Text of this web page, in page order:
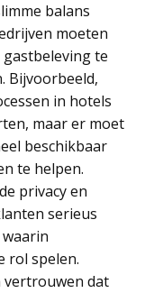
balans
moeten
te
Bijvoorbeeld,
in hotels
maar er moet
beschikbaar
te helpen.
privacy en
serieus
rol spelen.
vertrouwen dat